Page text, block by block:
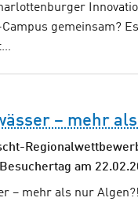
gemeinsam?
– mehr
am
– mehr als nur